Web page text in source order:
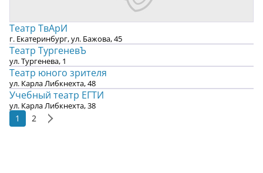
Театр ТвАрИ
г. Екатеринбург, ул. Бажова, 45
Театр ТургеневЪ
ул. Тургенева, 1
Театр юного зрителя
ул. Карла Либкнехта, 48
Учебный театр ЕГТИ
ул. Карла Либкнехта, 38
1 2